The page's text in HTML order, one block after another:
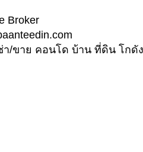
Broker
า/ขาย คอนโด บ้าน ที่ดิน โก